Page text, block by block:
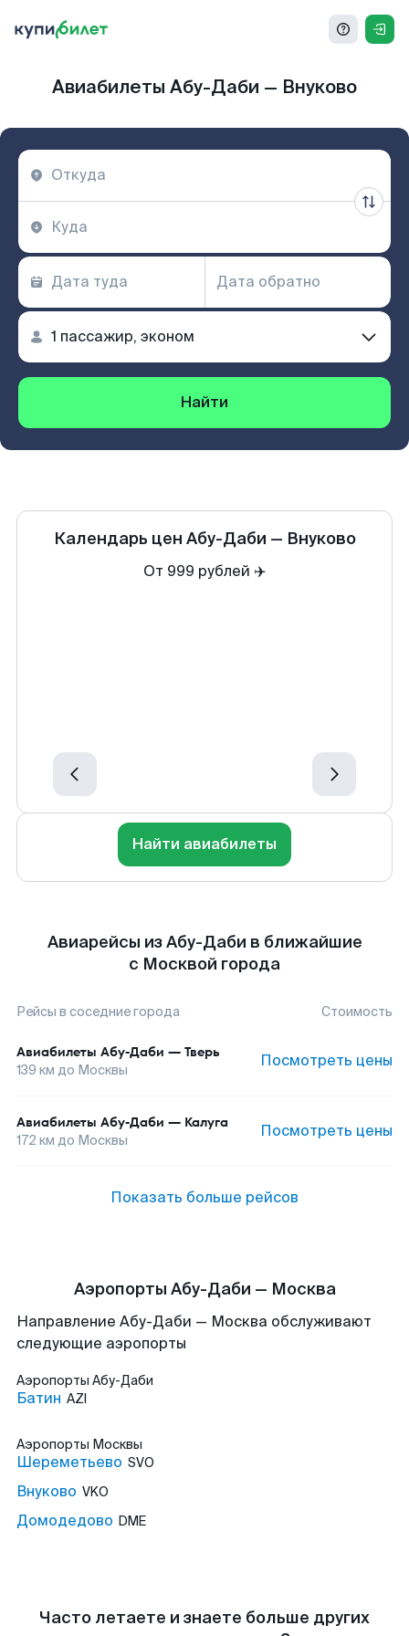
Авиабилеты Абу-Даби — Внуково
Найти
Календарь цен Абу-Даби — Внуково
От 999 рублей ✈️
Найти авиабилеты
Авиарейсы из Абу-Даби в ближайшие
с Москвой города
Рейсы в соседние города Стоимость
Авиабилеты Абу-Даби — Тверь
139 км до Москвы Посмотреть цены
Авиабилеты Абу-Даби — Калуга
172 км до Москвы Посмотреть цены
Показать больше рейсов
Аэропорты Абу-Даби — Москва
Направление Абу-Даби — Москва обслуживают
следующие аэропорты
Аэропорты Абу-Даби
Батин AZI
Аэропорты Москвы
Шереметьево SVO
Внуково VKO
Домодедово DME
Часто летаете и знаете больше других